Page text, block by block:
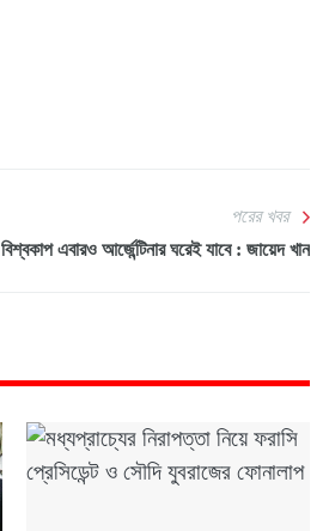
পরের খবর
বিশ্বকাপ এবারও আর্জেন্টিনার ঘরেই যাবে : জায়েদ খান